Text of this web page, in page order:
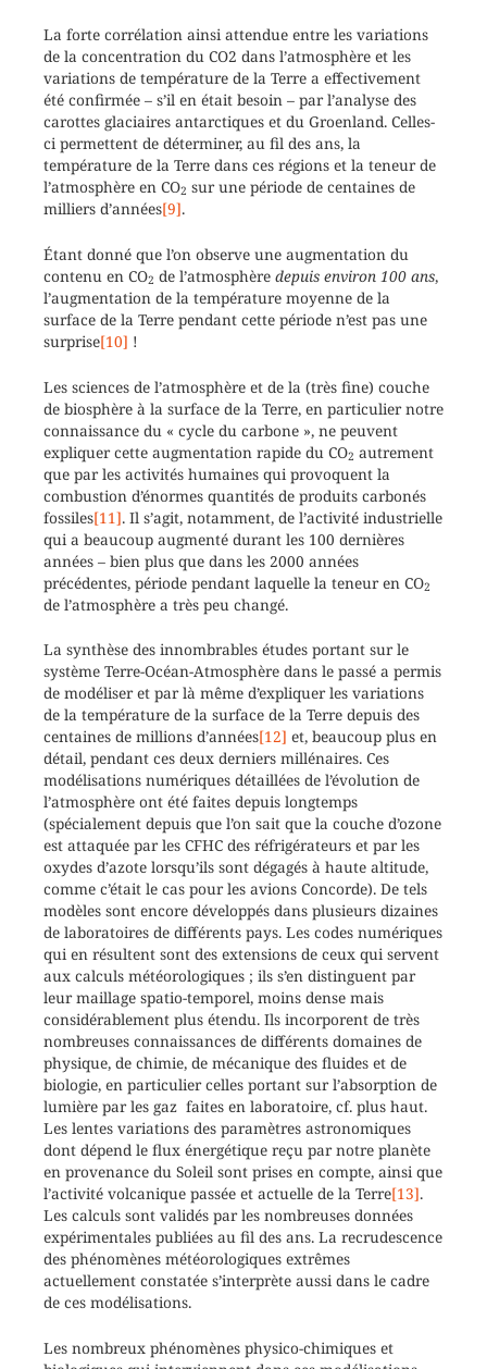
La forte corrélation ainsi attendue entre les variations
de la concentration du CO2 dans l’atmosphère et les
variations de température de la Terre a effectivement
été confirmée – s’il en était besoin – par l’analyse des
carottes glaciaires antarctiques et du Groenland. Celles-
ci permettent de déterminer, au fil des ans, la
température de la Terre dans ces régions et la teneur de
l’atmosphère en CO2 sur une période de centaines de
milliers d’années[9].
Étant donné que l’on observe une augmentation du
contenu en CO2 de l’atmosphère depuis environ 100 ans,
l’augmentation de la température moyenne de la
surface de la Terre pendant cette période n’est pas une
surprise[10] !
Les sciences de l’atmosphère et de la (très fine) couche
de biosphère à la surface de la Terre, en particulier notre
connaissance du « cycle du carbone », ne peuvent
expliquer cette augmentation rapide du CO2 autrement
que par les activités humaines qui provoquent la
combustion d’énormes quantités de produits carbonés
fossiles[11]. Il s’agit, notamment, de l’activité industrielle
qui a beaucoup augmenté durant les 100 dernières
années – bien plus que dans les 2000 années
précédentes, période pendant laquelle la teneur en CO2
de l’atmosphère a très peu changé.
La synthèse des innombrables études portant sur le
système Terre-Océan-Atmosphère dans le passé a permis
de modéliser et par là même d’expliquer les variations
de la température de la surface de la Terre depuis des
centaines de millions d’années[12] et, beaucoup plus en
détail, pendant ces deux derniers millénaires. Ces
modélisations numériques détaillées de l’évolution de
l’atmosphère ont été faites depuis longtemps
(spécialement depuis que l’on sait que la couche d’ozone
est attaquée par les CFHC des réfrigérateurs et par les
oxydes d’azote lorsqu’ils sont dégagés à haute altitude,
comme c’était le cas pour les avions Concorde). De tels
modèles sont encore développés dans plusieurs dizaines
de laboratoires de différents pays. Les codes numériques
qui en résultent sont des extensions de ceux qui servent
aux calculs météorologiques ; ils s’en distinguent par
leur maillage spatio-temporel, moins dense mais
considérablement plus étendu. Ils incorporent de très
nombreuses connaissances de différents domaines de
physique, de chimie, de mécanique des fluides et de
biologie, en particulier celles portant sur l’absorption de
lumière par les gaz faites en laboratoire, cf. plus haut.
Les lentes variations des paramètres astronomiques
dont dépend le flux énergétique reçu par notre planète
en provenance du Soleil sont prises en compte, ainsi que
l’activité volcanique passée et actuelle de la Terre[13].
Les calculs sont validés par les nombreuses données
expérimentales publiées au fil des ans. La recrudescence
des phénomènes météorologiques extrêmes
actuellement constatée s’interprète aussi dans le cadre
de ces modélisations.
Les nombreux phénomènes physico-chimiques et